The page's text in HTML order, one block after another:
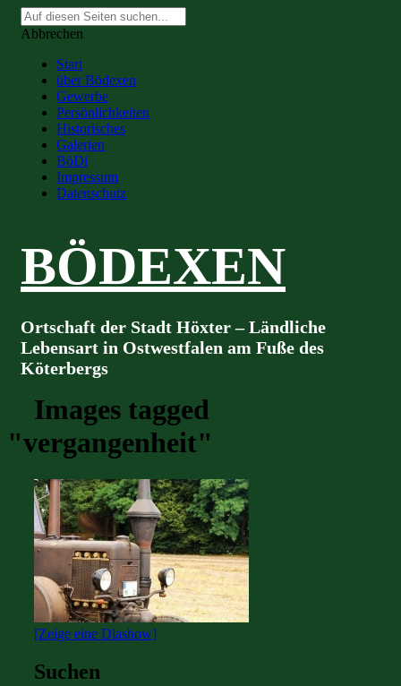
Suche
nach:
Abbrechen
Start
über Bödexen
Gewerbe
Persönlichkeiten
Historisches
Galerien
BöDi
Impressum
Datenschutz
BÖDEXEN
Ortschaft der Stadt Höxter – Ländliche
Lebensart in Ostwestfalen am Fuße des
Köterbergs
Images tagged
"vergangenheit"
[Zeige eine Diashow]
Suchen